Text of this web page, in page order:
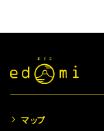
マップ